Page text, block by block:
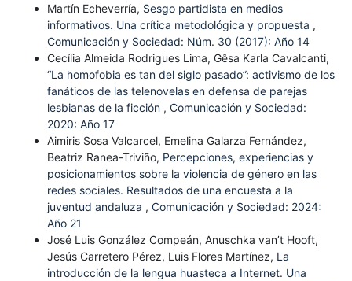
Martín Echeverría, Sesgo partidista en medios
informativos. Una crítica metodológica y propuesta ,
Comunicación y Sociedad: Núm. 30 (2017): Año 14
Cecília Almeida Rodrigues Lima, Gêsa Karla Cavalcanti,
“La homofobia es tan del siglo pasado”: activismo de los
fanáticos de las telenovelas en defensa de parejas
lesbianas de la ficción , Comunicación y Sociedad:
2020: Año 17
Aimiris Sosa Valcarcel, Emelina Galarza Fernández,
Beatriz Ranea-Triviño, Percepciones, experiencias y
posicionamientos sobre la violencia de género en las
redes sociales. Resultados de una encuesta a la
juventud andaluza , Comunicación y Sociedad: 2024:
Año 21
José Luis González Compeán, Anuschka van’t Hooft,
Jesús Carretero Pérez, Luis Flores Martínez, La
introducción de la lengua huasteca a Internet. Una